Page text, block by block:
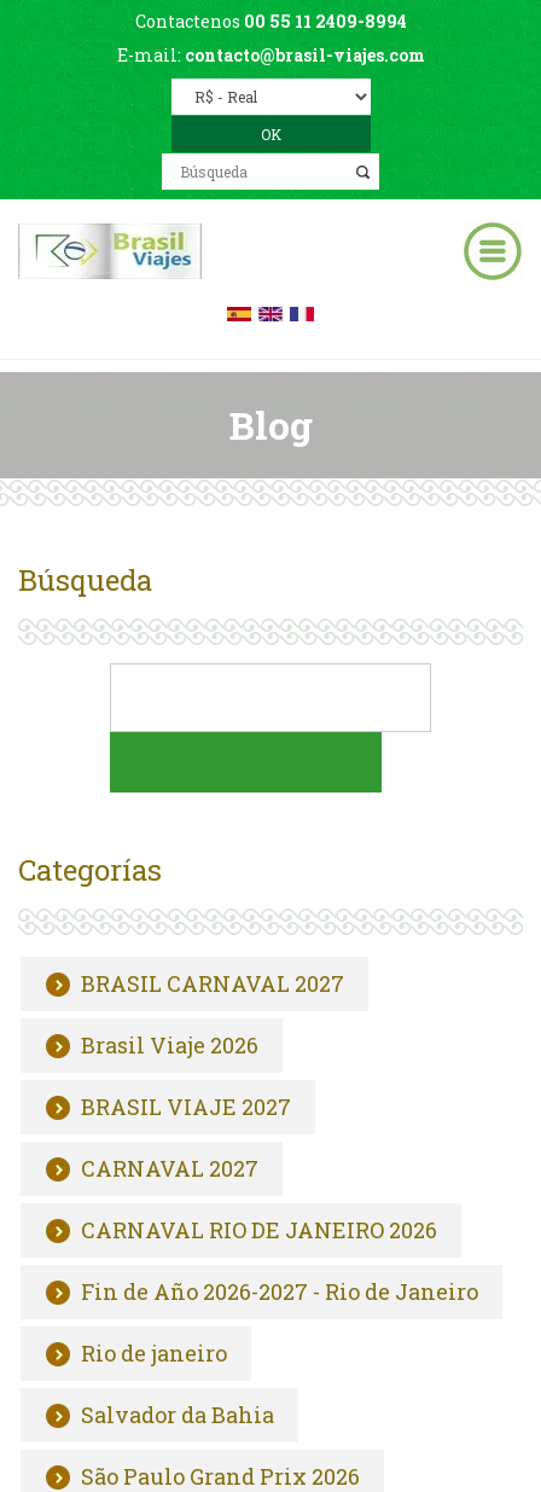
Contactenos 00 55 11 2409-8994
E-mail: contacto@brasil-viajes.com
Blog
Búsqueda
Categorías
BRASIL CARNAVAL 2027
Brasil Viaje 2026
BRASIL VIAJE 2027
CARNAVAL 2027
CARNAVAL RIO DE JANEIRO 2026
Fin de Año 2026-2027 - Rio de Janeiro
Rio de janeiro
Salvador da Bahia
São Paulo Grand Prix 2026